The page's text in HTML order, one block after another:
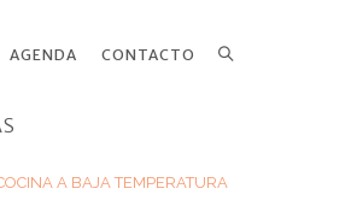
AGENDA CONTACTO
A BAJA TEMPERATURA